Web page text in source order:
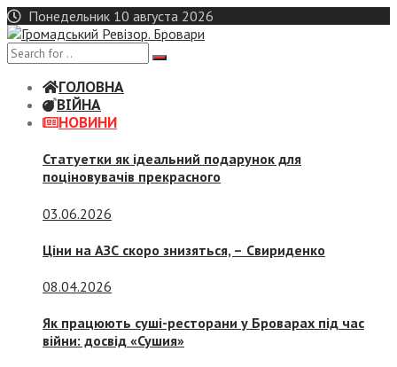
Skip
to
content
Понедельник 10 августа 2026
ГОЛОВНА
ВІЙНА
НОВИНИ
Статуетки як ідеальний подарунок для
поціновувачів прекрасного
03.06.2026
Ціни на АЗС скоро знизяться, – Свириденко
08.04.2026
Як працюють суші-ресторани у Броварах під час
війни: досвід «Сушия»